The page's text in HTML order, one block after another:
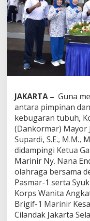
2
4
,
D
a
n
k
o
m
O
l
a
h
r
a
g
a
B
e
r
s
a
m
JAKARTA – Guna
antara pimpinan
kebugaran tubuh,
(Dankormar) Mayor
Supardi, S.E., M.M.,
didampingi Ketua
Marinir Ny. Nana
olahraga bersama
Pasmar-1 serta
Korps Wanita
Brigif-1 Marinir
Cilandak Jakarta